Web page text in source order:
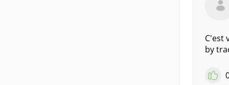
C'est
by